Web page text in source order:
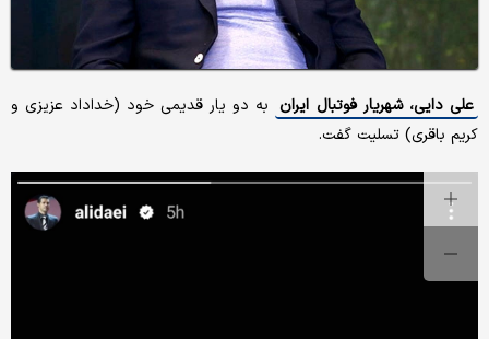
علی دایی، شهریار فوتبال ایران به دو یار قدیمی خود (خداداد عزیزی و
کریم باقری) تسلیت گفت.